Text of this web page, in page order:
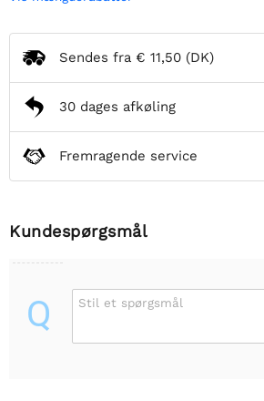
Sendes fra € 11,50 (DK)
30 dages afkøling
Fremragende service
Kundespørgsmål
Q Stil et spørgsmål